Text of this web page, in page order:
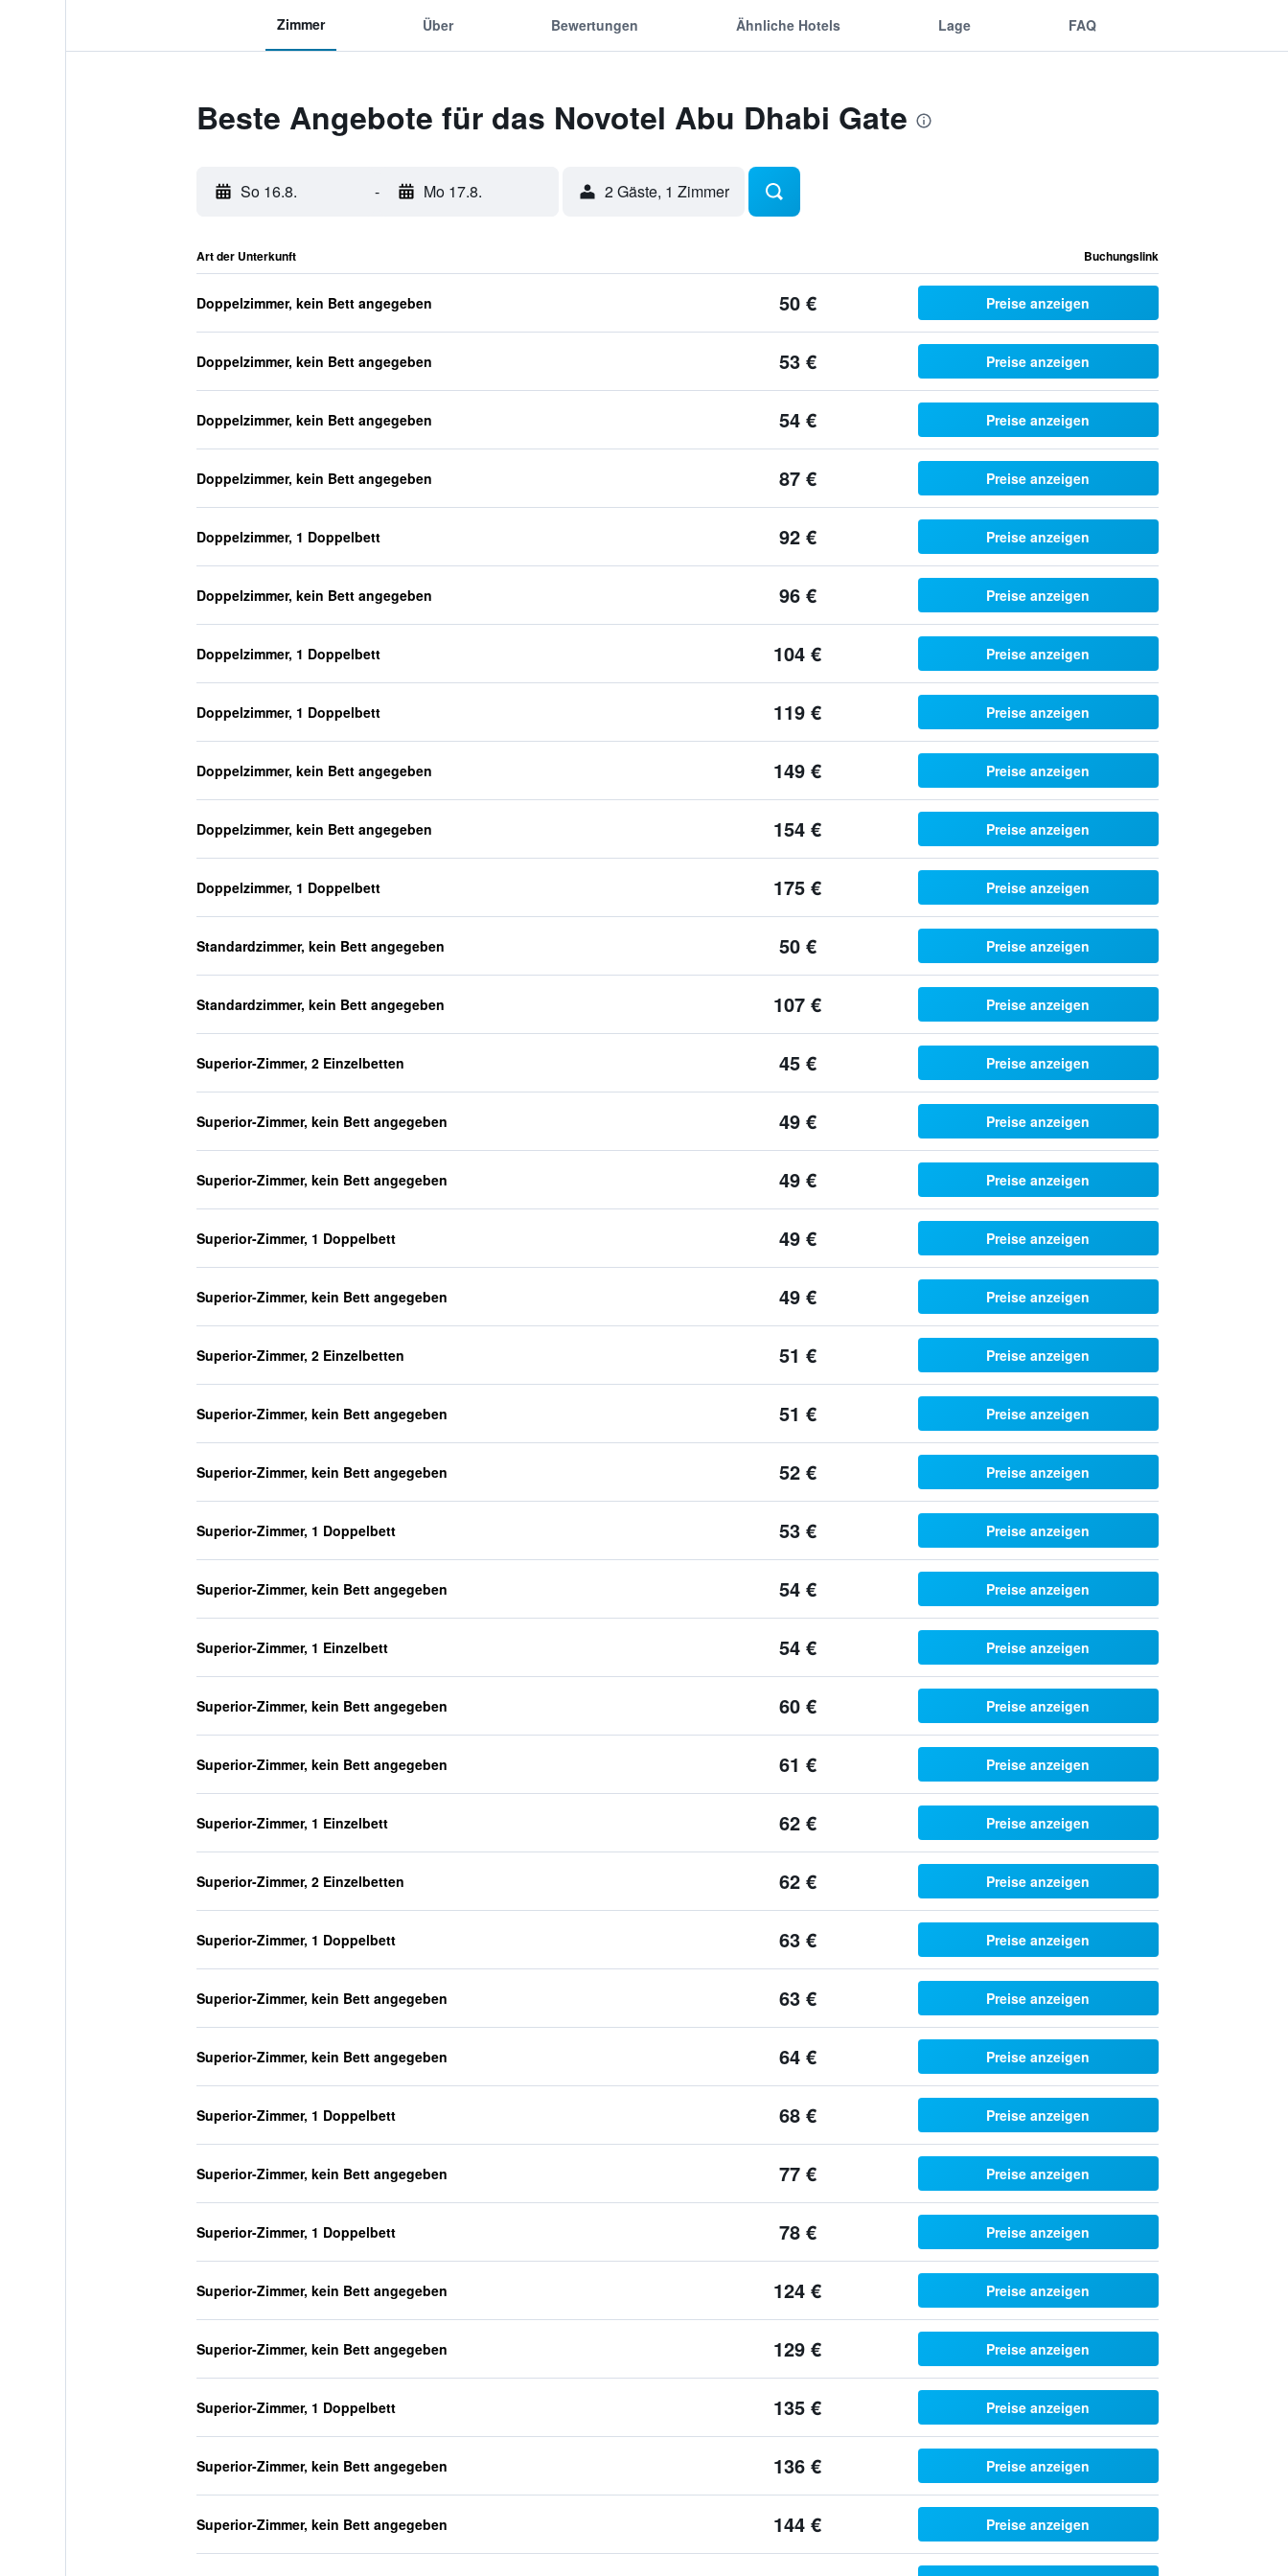
Zimmer Über Bewertungen Ähnliche Hotels Lage FAQ
Beste Angebote für das Novotel Abu Dhabi Gate
So 16.8. - Mo 17.8. 2 Gäste, 1 Zimmer
Art der Unterkunft Buchungslink
Doppelzimmer, kein Bett angegeben 50 € Preise anzeigen
Doppelzimmer, kein Bett angegeben 53 € Preise anzeigen
Doppelzimmer, kein Bett angegeben 54 € Preise anzeigen
Doppelzimmer, kein Bett angegeben 87 € Preise anzeigen
Doppelzimmer, 1 Doppelbett 92 € Preise anzeigen
Doppelzimmer, kein Bett angegeben 96 € Preise anzeigen
Doppelzimmer, 1 Doppelbett 104 € Preise anzeigen
Doppelzimmer, 1 Doppelbett 119 € Preise anzeigen
Doppelzimmer, kein Bett angegeben 149 € Preise anzeigen
Doppelzimmer, kein Bett angegeben 154 € Preise anzeigen
Doppelzimmer, 1 Doppelbett 175 € Preise anzeigen
Standardzimmer, kein Bett angegeben 50 € Preise anzeigen
Standardzimmer, kein Bett angegeben 107 € Preise anzeigen
Superior-Zimmer, 2 Einzelbetten 45 € Preise anzeigen
Superior-Zimmer, kein Bett angegeben 49 € Preise anzeigen
Superior-Zimmer, kein Bett angegeben 49 € Preise anzeigen
Superior-Zimmer, 1 Doppelbett 49 € Preise anzeigen
Superior-Zimmer, kein Bett angegeben 49 € Preise anzeigen
Superior-Zimmer, 2 Einzelbetten 51 € Preise anzeigen
Superior-Zimmer, kein Bett angegeben 51 € Preise anzeigen
Superior-Zimmer, kein Bett angegeben 52 € Preise anzeigen
Superior-Zimmer, 1 Doppelbett 53 € Preise anzeigen
Superior-Zimmer, kein Bett angegeben 54 € Preise anzeigen
Superior-Zimmer, 1 Einzelbett 54 € Preise anzeigen
Superior-Zimmer, kein Bett angegeben 60 € Preise anzeigen
Superior-Zimmer, kein Bett angegeben 61 € Preise anzeigen
Superior-Zimmer, 1 Einzelbett 62 € Preise anzeigen
Superior-Zimmer, 2 Einzelbetten 62 € Preise anzeigen
Superior-Zimmer, 1 Doppelbett 63 € Preise anzeigen
Superior-Zimmer, kein Bett angegeben 63 € Preise anzeigen
Superior-Zimmer, kein Bett angegeben 64 € Preise anzeigen
Superior-Zimmer, 1 Doppelbett 68 € Preise anzeigen
Superior-Zimmer, kein Bett angegeben 77 € Preise anzeigen
Superior-Zimmer, 1 Doppelbett 78 € Preise anzeigen
Superior-Zimmer, kein Bett angegeben 124 € Preise anzeigen
Superior-Zimmer, kein Bett angegeben 129 € Preise anzeigen
Superior-Zimmer, 1 Doppelbett 135 € Preise anzeigen
Superior-Zimmer, kein Bett angegeben 136 € Preise anzeigen
Superior-Zimmer, kein Bett angegeben 144 € Preise anzeigen